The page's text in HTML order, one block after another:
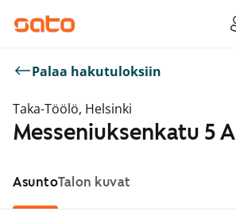
Palaa hakutuloksiin
Taka-Töölö, Helsinki
Messeniuksenkatu 5 A
AsuntoTalon kuvat